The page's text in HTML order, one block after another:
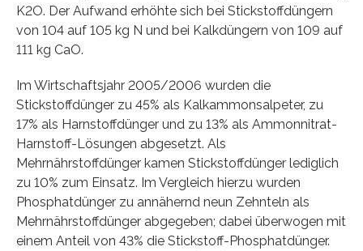
K2O. Der Aufwand erhöhte sich bei Stickstoffdüngern
von 104 auf 105 kg N und bei Kalkdüngern von 109 auf
111 kg CaO.
Im Wirtschaftsjahr 2005/2006 wurden die
Stickstoffdünger zu 45% als Kalkammonsalpeter, zu
17% als Harnstoffdünger und zu 13% als Ammonnitrat-
Harnstoff-Lösungen abgesetzt. Als
Mehrnährstoffdünger kamen Stickstoffdünger lediglich
zu 10% zum Einsatz. Im Vergleich hierzu wurden
Phosphatdünger zu annähernd neun Zehnteln als
Mehrnährstoffdünger abgegeben; dabei überwogen mit
einem Anteil von 43% die Stickstoff-Phosphatdünger.